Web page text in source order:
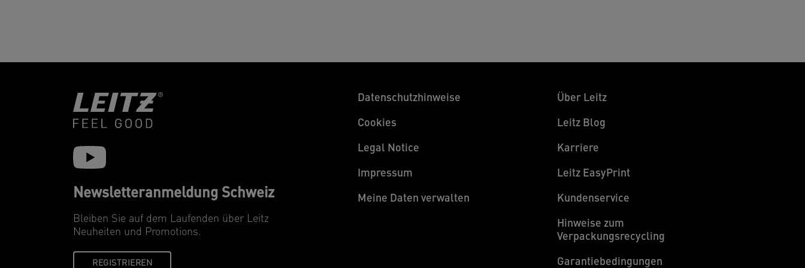
Newsletteranmeldung Schweiz
Bleiben Sie auf dem Laufenden über Leitz
Neuheiten und Promotions.
REGISTRIEREN
Datenschutzhinweise
Cookies
Legal Notice
Impressum
Meine Daten verwalten
Über Leitz
Leitz Blog
Karriere
Leitz EasyPrint
Kundenservice
Hinweise zum
Verpackungsrecycling
Garantiebedingungen